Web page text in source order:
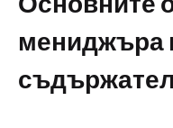
мениджъра